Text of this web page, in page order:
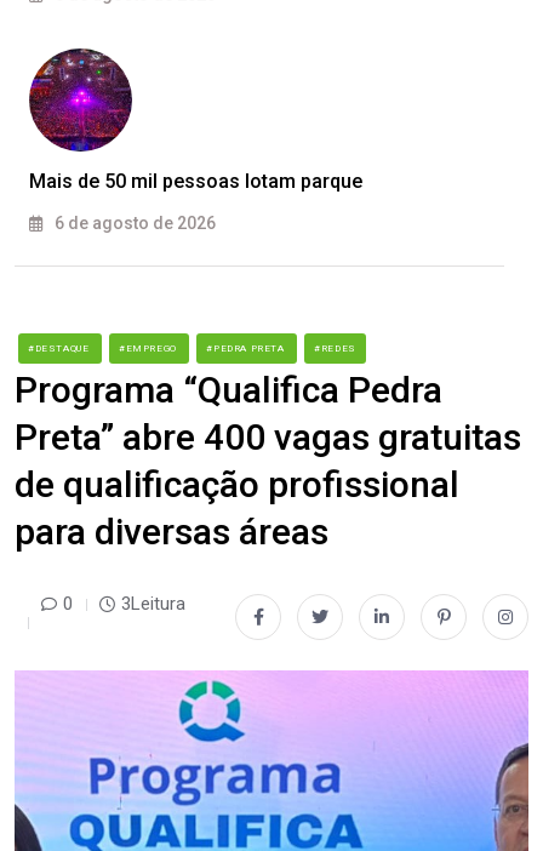
Mais de 50 mil pessoas lotam parque
6 de agosto de 2026
#DESTAQUE #EMPREGO #PEDRA PRETA #REDES
Programa “Qualifica Pedra
Preta” abre 400 vagas gratuitas
de qualificação profissional
para diversas áreas
0 3Leitura